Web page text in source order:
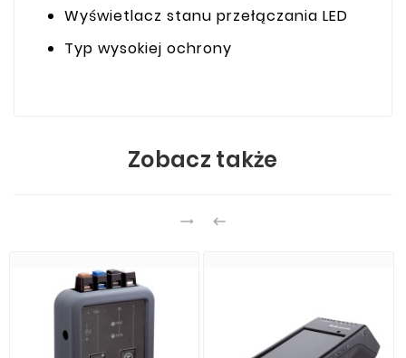
Wyświetlacz stanu przełączania LED
Typ wysokiej ochrony
Zobacz także
 